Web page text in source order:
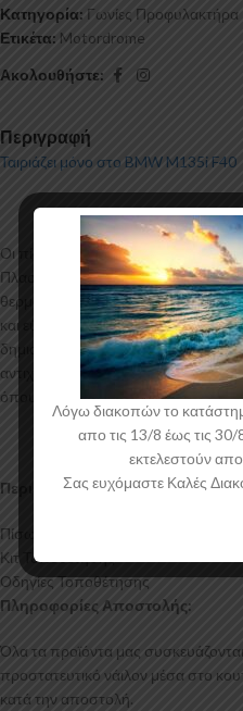
Κατηγορία: Γωνίες Προφυλακτήρα
Ετικέτα: Motordrome
Ακολουθήστε:
Περιγραφή
Ταιριάζει μόνο στο BMW M135i F40
Οι πίσω γωνίες για το BMW M135i
Πλαστικό υψηλής ποιότητας και
θερμοδιαμόρφωσης τελευταίας
και εύκολη τοποθέτηση. Το υλικό
δημιουργία προϊόντων έρχεται σε
αντιχαρακτική επιφάνεια.
όπου αφαιρείται πριν την
Περιεχόμενα Συσκευασίας:
Πίσω Γωνίες BMW M135i F40
Κιτ Τοποθέτησης
Οδηγίες Τοποθέτησης
Πληροφορίες Αποστολής:
Όλα τα προϊόντα μας
προστατευτικό νάιλον μέσα στο
κατά την αποστολή.
Λόγω διακοπών το
απο τις 13/8 έως τις 30/
εκτελεστούν απο
Σας ευχόμαστε Καλές